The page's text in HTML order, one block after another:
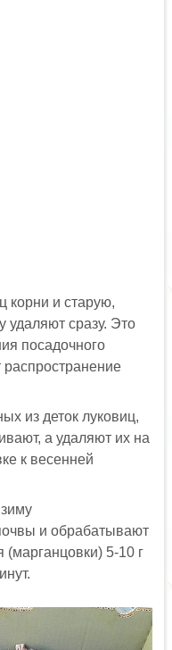
корни и старую,
удаляют сразу. Это
посадочного
из деток луковиц,
а удаляют их на
к весенней
и обрабатывают
(марганцовки) 5-10 г